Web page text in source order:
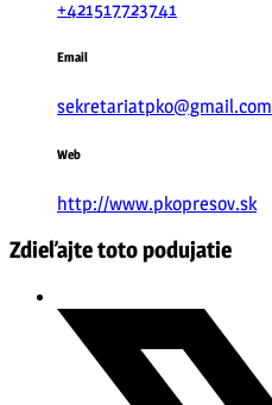
+421517723741
Email
sekretariatpko@gmail.com
Web
http://www.pkopresov.sk
Zdieľajte toto podujatie